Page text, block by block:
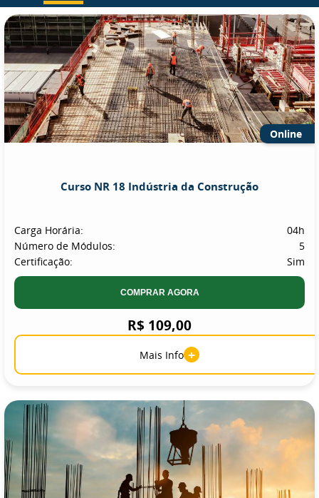
Online
Curso NR 18 Indústria da Construção
Carga Horária:
04h
Número de Módulos:
5
Certificação:
Sim
COMPRAR AGORA
R$ 109,00
Mais Info +